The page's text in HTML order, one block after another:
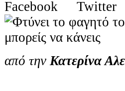
από τηνΚατερίνα